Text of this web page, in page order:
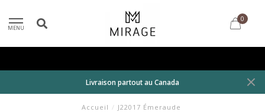
MENU
0
Livraison partout au Canada
Accueil / J22017 Émeraude